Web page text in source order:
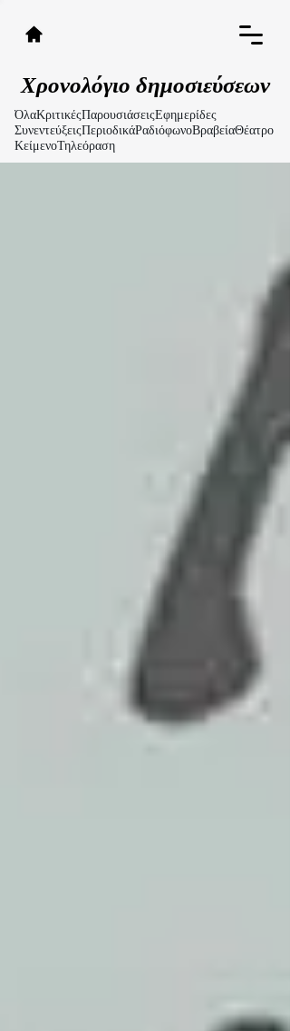
Χρονολόγιο δημοσιεύσεων
ΌλαΚριτικέςΠαρουσιάσειςΕφημερίδες
ΣυνεντεύξειςΠεριοδικάΡαδιόφωνοΒραβείαΘέατρο
ΚείμενοΤηλεόραση